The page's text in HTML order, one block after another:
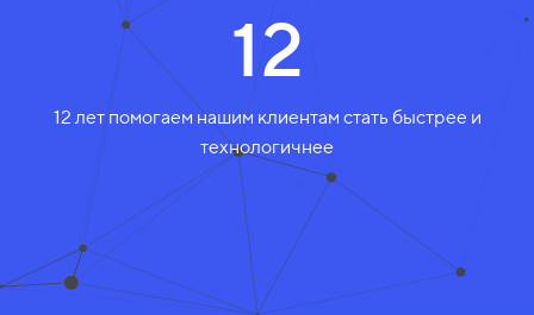
12
12 лет помогаем нашим клиентам стать быстрее и
технологичнее